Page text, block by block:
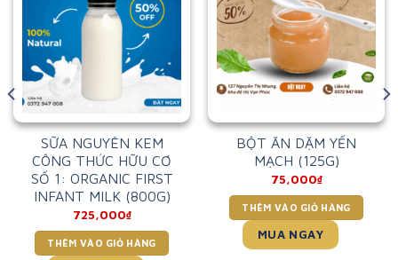
SỮA NGUYÊN KEM
CÔNG THỨC HỮU CƠ
SỐ 1: ORGANIC FIRST
INFANT MILK (800G)
725,000₫
THÊM VÀO GIỎ HÀNG
BỘT ĂN DẶM YẾN
MẠCH (125G)
75,000₫
THÊM VÀO GIỎ HÀNG
MUA NGAY